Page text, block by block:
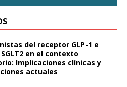
del receptor GLP-1 e
en el contexto
Implicaciones clínicas y
actuales